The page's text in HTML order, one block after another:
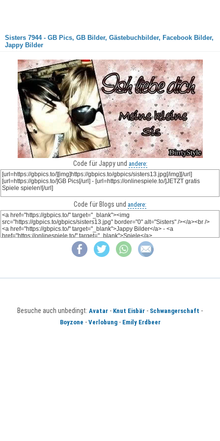
Sisters 7944 - GB Pics, GB Bilder, Gästebuchbilder, Facebook Bilder,
Jappy Bilder
Code für Jappy und andere:
Code für Blogs und andere:
Besuche auch unbedingt: Avatar - Knut Eisbär - Schwangerschaft -
Boyzone - Verlobung- Emily Erdbeer